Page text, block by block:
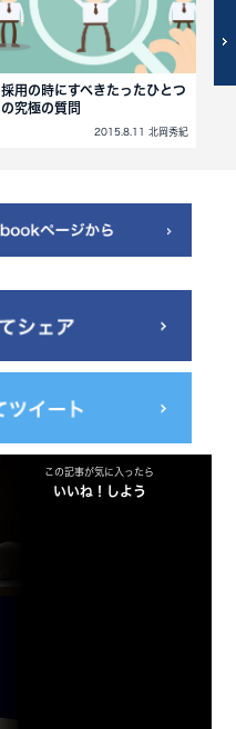
採用の時にすべきたったひとつ
の究極の質問
2015.8.11 北岡秀紀
この記事が気に入ったら
いいね！しよう